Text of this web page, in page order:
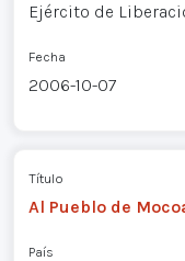
Ejército de
Fecha
2006-10-07
Título
Al Pueblo de
País